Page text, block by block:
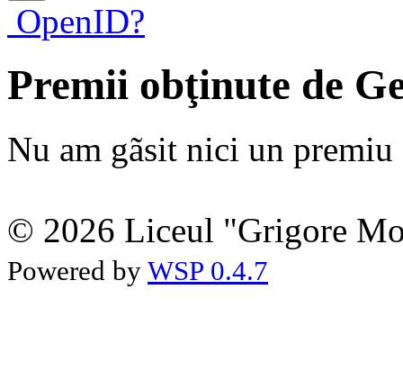
OpenID?
Premii obţinute de
Nu am gãsit nici un premiu
© 2026 Liceul "Grigore
Powered by WSP 0.4.7